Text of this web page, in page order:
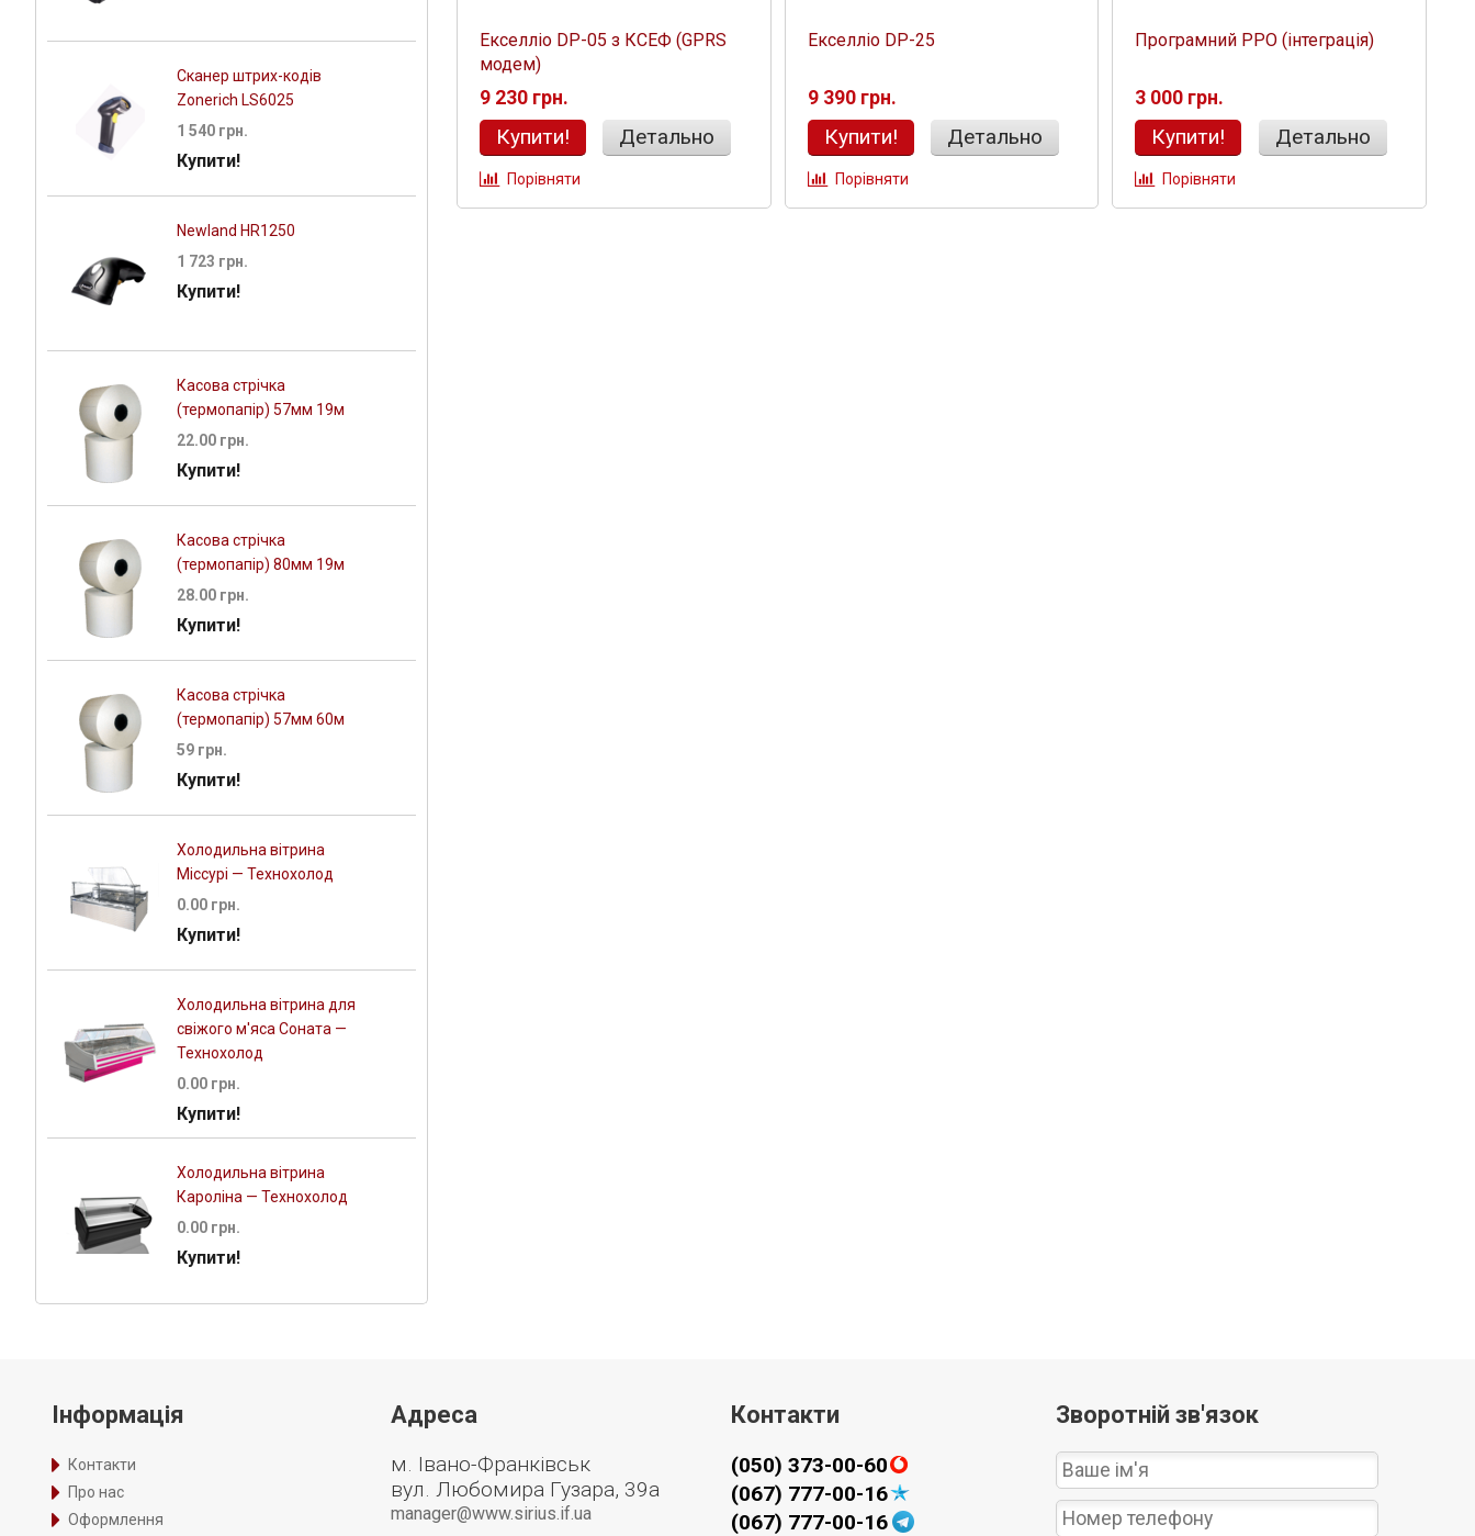
Сканер штрих-кодів
Zonerich LS6025
1 540 грн.
Купити!
Newland HR1250
1 723 грн.
Купити!
Касова стрічка
(термопапір) 57мм 19м
22.00 грн.
Купити!
Касова стрічка
(термопапір) 80мм 19м
28.00 грн.
Купити!
Касова стрічка
(термопапір) 57мм 60м
59 грн.
Купити!
Холодильна вітрина
Міссурі — Технохолод
0.00 грн.
Купити!
Холодильна вітрина для
свіжого м'яса Соната —
Технохолод
0.00 грн.
Купити!
Холодильна вітрина
Кароліна — Технохолод
0.00 грн.
Купити!
Екселліо DP-05 з КСЕФ (GPRS
модем)
9 230 грн.
Купити! Детально
Порівняти
Екселліо DP-25
9 390 грн.
Купити! Детально
Порівняти
Програмний РРО (інтеграція)
3 000 грн.
Купити! Детально
Порівняти
Інформація
Контакти
Про нас
Оформлення
Адреса
м. Івано-Франківськ
вул. Любомира Гузара, 39а
manager@www.sirius.if.ua
Контакти
(050) 373-00-60
(067) 777-00-16
(067) 777-00-16
Зворотній зв'язок